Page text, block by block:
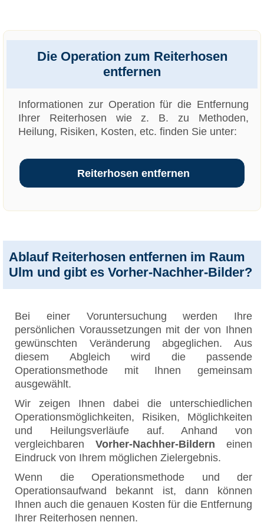
Die Operation zum Reiterhosen
entfernen
Informationen zur Operation für die Entfernung
Ihrer Reiterhosen wie z. B. zu Methoden,
Heilung, Risiken, Kosten, etc. finden Sie unter:
Reiterhosen entfernen
Ablauf Reiterhosen entfernen im Raum
Ulm und gibt es Vorher-Nachher-Bilder?
Bei einer Voruntersuchung werden Ihre
persönlichen Voraussetzungen mit der von Ihnen
gewünschten Veränderung abgeglichen. Aus
diesem Abgleich wird die passende
Operationsmethode mit Ihnen gemeinsam
ausgewählt.
Wir zeigen Ihnen dabei die unterschiedlichen
Operationsmöglichkeiten, Risiken, Möglichkeiten
und Heilungsverläufe auf. Anhand von
vergleichbaren Vorher-Nachher-Bildern einen
Eindruck von Ihrem möglichen Zielergebnis.
Wenn die Operationsmethode und der
Operationsaufwand bekannt ist, dann können
Ihnen auch die genauen Kosten für die Entfernung
Ihrer Reiterhosen nennen.